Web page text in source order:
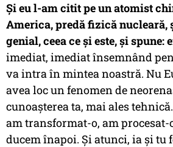
Și eu l-am citit pe un atomist
America, predă fizică
genial, ceea ce și este, și spune:
imediat, imediat însemnând
va intra în mintea noastră. Nu
avea loc un fenomen de
cunoașterea ta, mai ales
am transformat-o, am
ducem înapoi. Și atunci, ia și tu